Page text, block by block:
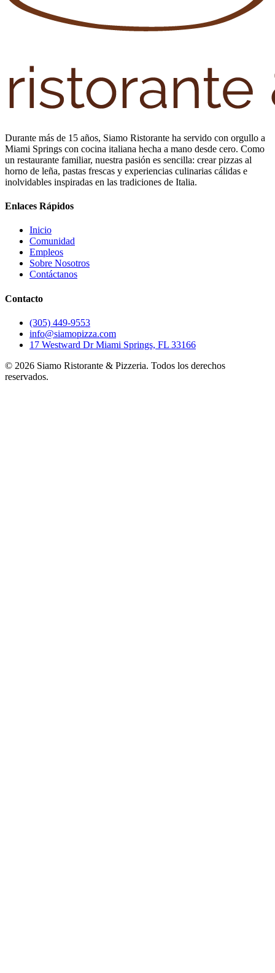
Durante más de 15 años, Siamo Ristorante ha servido con orgullo a
Miami Springs con cocina italiana hecha a mano desde cero. Como
un restaurante familiar, nuestra pasión es sencilla: crear pizzas al
horno de leña, pastas frescas y experiencias culinarias cálidas e
inolvidables inspiradas en las tradiciones de Italia.
Enlaces Rápidos
Inicio
Comunidad
Empleos
Sobre Nosotros
Contáctanos
Contacto
(305) 449-9553
info@siamopizza.com
17 Westward Dr Miami Springs, FL 33166
© 2026 Siamo Ristorante & Pizzeria. Todos los derechos
reservados.